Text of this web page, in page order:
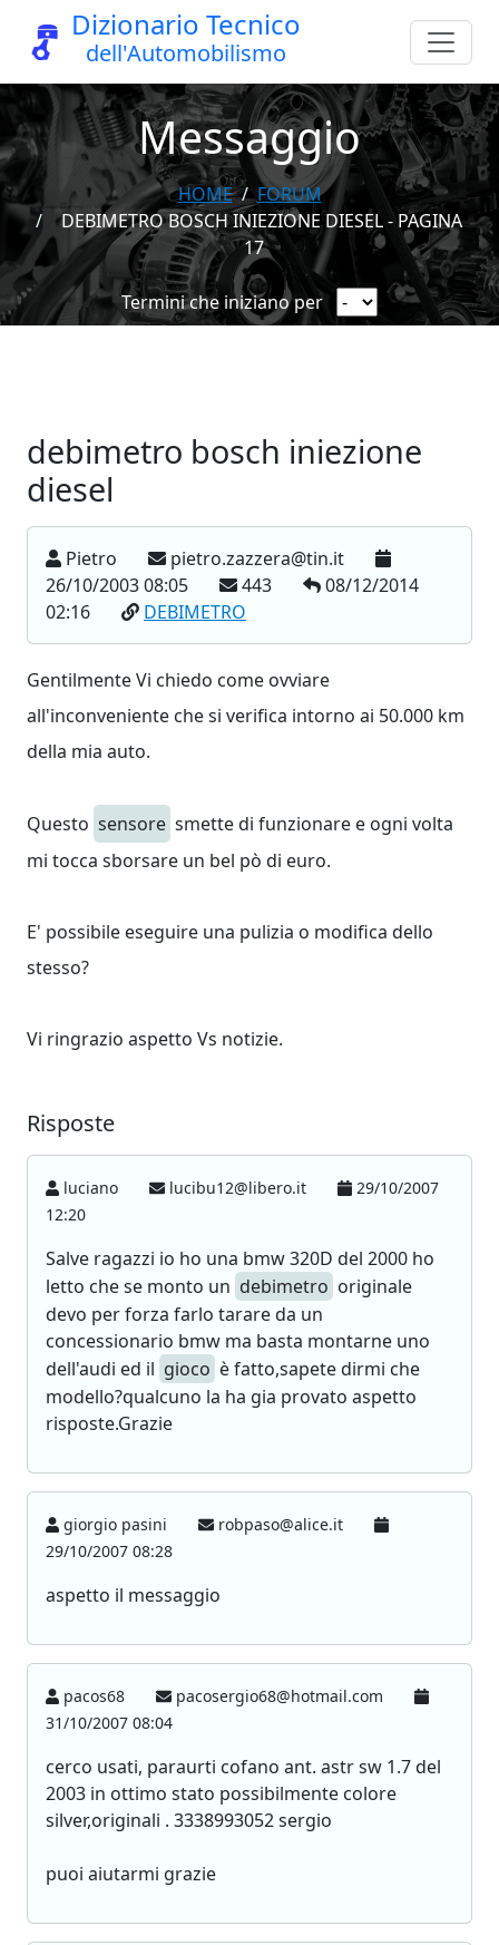
Dizionario Tecnico
dell'Automobilismo
Messaggio
HOME
FORUM
DEBIMETRO BOSCH INIEZIONE DIESEL - PAGINA
17
Termini che iniziano per
debimetro bosch iniezione
diesel
Pietro
pietro.zazzera@tin.it
26/10/2003 08:05
443
08/12/2014
02:16
DEBIMETRO
Gentilmente Vi chiedo come ovviare
all'inconveniente che si verifica intorno ai 50.000 km
della mia auto.
Questo sensore smette di funzionare e ogni volta
mi tocca sborsare un bel pò di euro.
E' possibile eseguire una pulizia o modifica dello
stesso?
Vi ringrazio aspetto Vs notizie.
Risposte
luciano lucibu12@libero.it
29/10/2007
12:20
Salve ragazzi io ho una bmw 320D del 2000 ho
letto che se monto un debimetro originale
devo per forza farlo tarare da un
concessionario bmw ma basta montarne uno
dell'audi ed il gioco è fatto,sapete dirmi che
modello?qualcuno la ha gia provato aspetto
risposte.Grazie
giorgio pasini
robpaso@alice.it
29/10/2007 08:28
aspetto il messaggio
pacos68
pacosergio68@hotmail.com
31/10/2007 08:04
cerco usati, paraurti cofano ant. astr sw 1.7 del
2003 in ottimo stato possibilmente colore
silver,originali . 3338993052 sergio
puoi aiutarmi grazie